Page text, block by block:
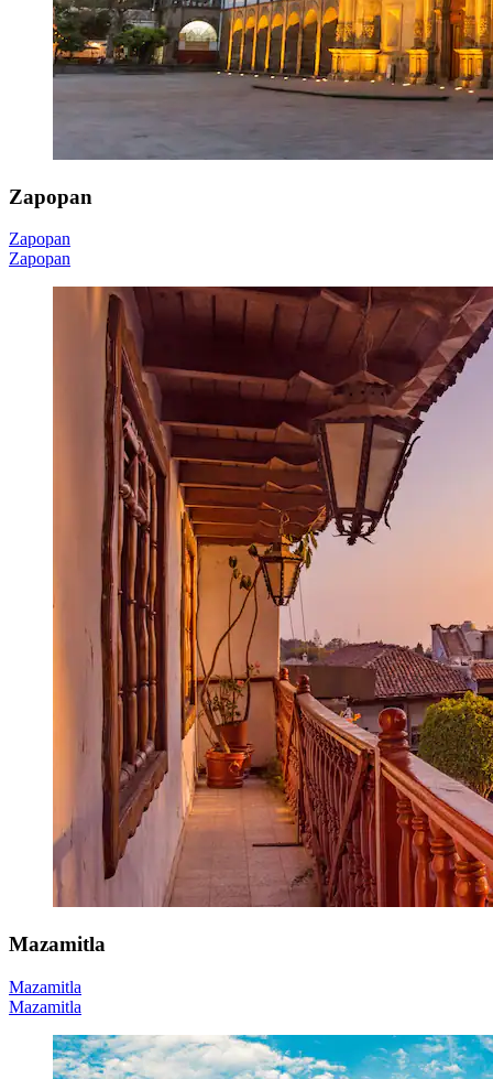
Zapopan
Zapopan
Zapopan
Mazamitla
Mazamitla
Mazamitla